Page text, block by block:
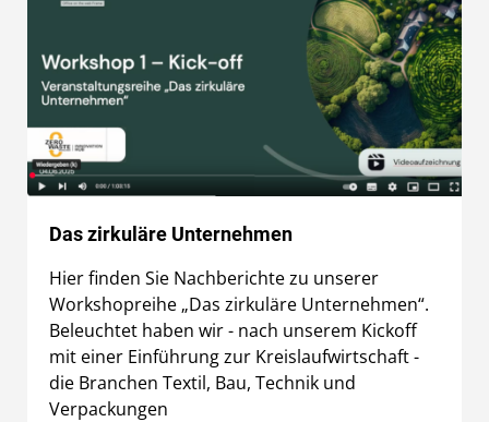
Das zirkuläre Unternehmen
Hier finden Sie Nachberichte zu unserer
Workshopreihe „Das zirkuläre Unternehmen“.
Beleuchtet haben wir - nach unserem Kickoff
mit einer Einführung zur Kreislaufwirtschaft -
die Branchen Textil, Bau, Technik und
Verpackungen